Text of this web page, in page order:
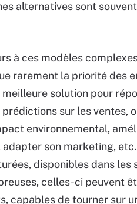
alternatives sont
à ces modèles
rarement la priorité des
solution pour
sur les ventes,
environnemental,
son marketing,
disponibles dans les
celles-ci peuvent
capables de tourner sur